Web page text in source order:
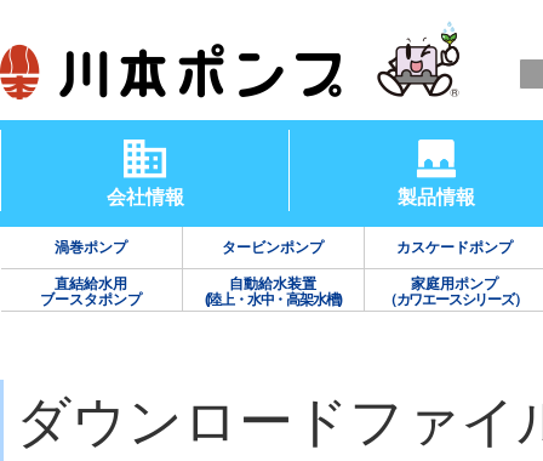
会社情報 製品情報
渦巻ポンプ タービンポンプ カスケードポンプ
直結給水用
ブースタポンプ
自動給水装置
(陸上・水中・高架水槽)
家庭用ポンプ
（カワエースシリーズ）
ダウンロードファイ